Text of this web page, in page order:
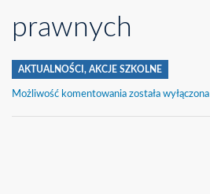
prawnych
AKTUALNOŚCI , AKCJE SZKOLNE
Możliwość komentowania Spotkanie
została wyłączona